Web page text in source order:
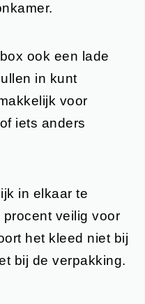
ook een lade
in kunt
voor
iets anders
in elkaar te
veilig voor
het kleed niet bij
bij de verpakking.